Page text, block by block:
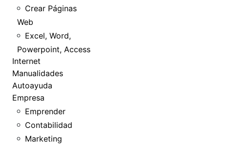
Crear Páginas
Web
Excel, Word,
Powerpoint, Access
Internet
Manualidades
Autoayuda
Empresa
Emprender
Contabilidad
Marketing